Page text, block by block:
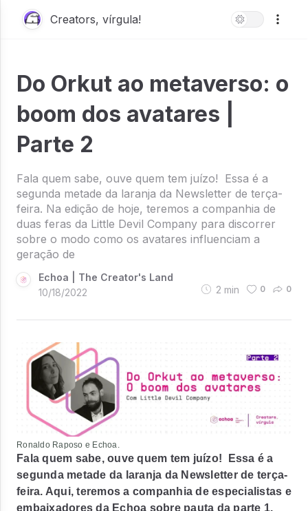
Creators, vírgula!
Do Orkut ao metaverso: o
boom dos avatares |
Parte 2
Fala quem sabe, ouve quem tem juízo! Essa é a
segunda metade da laranja da Newsletter de terça-
feira. Na edição de hoje, teremos a companhia de
duas feras da Little Devil Company para discorrer
sobre o modo como os avatares influenciam a
geração de
Echoa | The Creator's Land
10/18/2022
2 min 0 0
Ronaldo Raposo e Echoa.
Fala quem sabe, ouve quem tem juízo! Essa é a
segunda metade da laranja da Newsletter de terça-
feira. Aqui, teremos a companhia de especialistas e
embaixadores da Echoa sobre pauta da parte 1.